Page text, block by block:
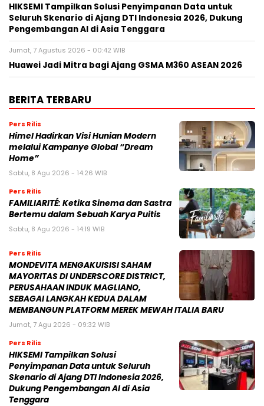
HIKSEMI Tampilkan Solusi Penyimpanan Data untuk
Seluruh Skenario di Ajang DTI Indonesia 2026, Dukung
Pengembangan AI di Asia Tenggara
Jumat, 7 Agustus 2026 - 00:42 WIB
Huawei Jadi Mitra bagi Ajang GSMA M360 ASEAN 2026
BERITA TERBARU
Pers Rilis
Himel Hadirkan Visi Hunian Modern
melalui Kampanye Global “Dream
Home”
Sabtu, 8 Agu 2026 - 14:26 WIB
Pers Rilis
FAMILIARITÉ: Ketika Sinema dan Sastra
Bertemu dalam Sebuah Karya Puitis
Sabtu, 8 Agu 2026 - 14:19 WIB
Pers Rilis
MONDEVITA MENGAKUISISI SAHAM
MAYORITAS DI UNDERSCORE DISTRICT,
PERUSAHAAN INDUK MAGLIANO,
SEBAGAI LANGKAH KEDUA DALAM
MEMBANGUN PLATFORM MEREK MEWAH ITALIA BARU
Jumat, 7 Agu 2026 - 09:32 WIB
Pers Rilis
HIKSEMI Tampilkan Solusi
Penyimpanan Data untuk Seluruh
Skenario di Ajang DTI Indonesia 2026,
Dukung Pengembangan AI di Asia
Tenggara